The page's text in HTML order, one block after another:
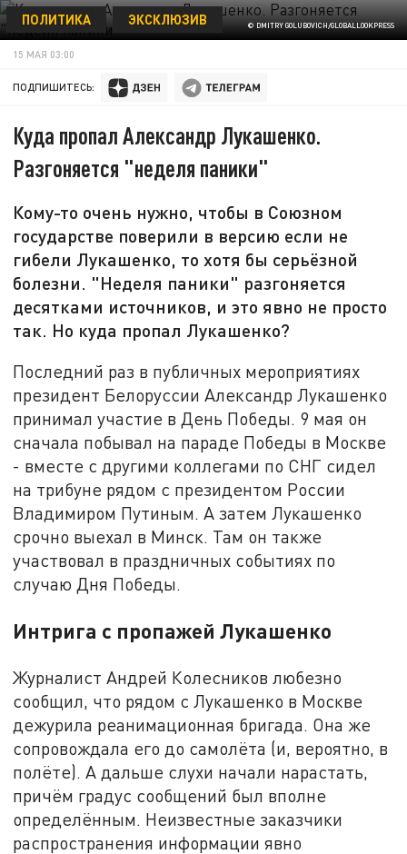
© DMITRY GOLUBOVICH/GLOBALLOOKPRESS
ПОЛИТИКА ЭКСКЛЮЗИВ
15 МАЯ 03:00
ПОДПИШИТЕСЬ:
Куда пропал Александр Лукашенко.
Разгоняется "неделя паники"
Кому-то очень нужно, чтобы в Союзном
государстве поверили в версию если не
гибели Лукашенко, то хотя бы серьёзной
болезни. "Неделя паники" разгоняется
десятками источников, и это явно не просто
так. Но куда пропал Лукашенко?
Последний раз в публичных мероприятиях
президент Белоруссии Александр Лукашенко
принимал участие в День Победы. 9 мая он
сначала побывал на параде Победы в Москве
- вместе с другими коллегами по СНГ сидел
на трибуне рядом с президентом России
Владимиром Путиным. А затем Лукашенко
срочно выехал в Минск. Там он также
участвовал в праздничных событиях по
случаю Дня Победы.
Интрига с пропажей Лукашенко
Журналист Андрей Колесников любезно
сообщил, что рядом с Лукашенко в Москве
дежурила реанимационная бригада. Она же
сопровождала его до самолёта (и, вероятно, в
полёте). А дальше слухи начали нарастать,
причём градус сообщений был вполне
определённым. Неизвестные заказчики
распространения информации явно